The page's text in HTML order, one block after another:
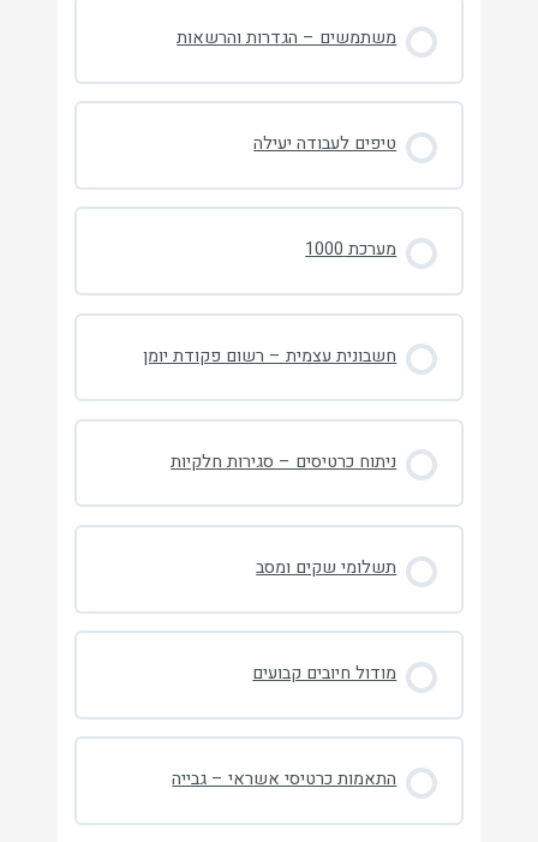
משתמשים – הגדרות והרשאות
טיפים לעבודה יעילה
מערכת 1000
חשבונית עצמית – רשום פקודת יומן
ניתוח כרטיסים – סגירות חלקיות
תשלומי שקים ומסב
מודול חיובים קבועים
התאמות כרטיסי אשראי – גבייה